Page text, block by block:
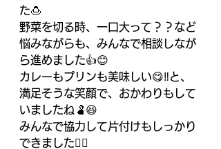
た🍮
野菜を切る時、一口大って？？など
悩みながらも、みんなで相談しなが
ら進めました👍😊
カレーもプリンも美味しい😋‼️と、
満足そうな笑顔で、おかわりもして
いましたね🫃😆
みんなで協力して片付けもしっかり
できました🙆‍♀️